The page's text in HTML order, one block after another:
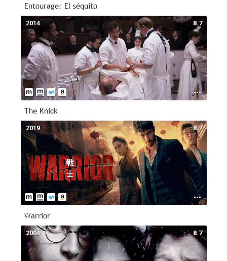
Entourage: El séquito
8.7
2014
The Knick
8.7
2019
Warrior
8.7
2004